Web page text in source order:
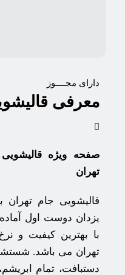
دارای مجــــوز
معرفی
صفحه ویژه قالیشویی
تهران
قالیشویی جام تهران
یزدان دوست اول
با بهترین کیفیت و
تهران می باشد.
دستبافت، تمام